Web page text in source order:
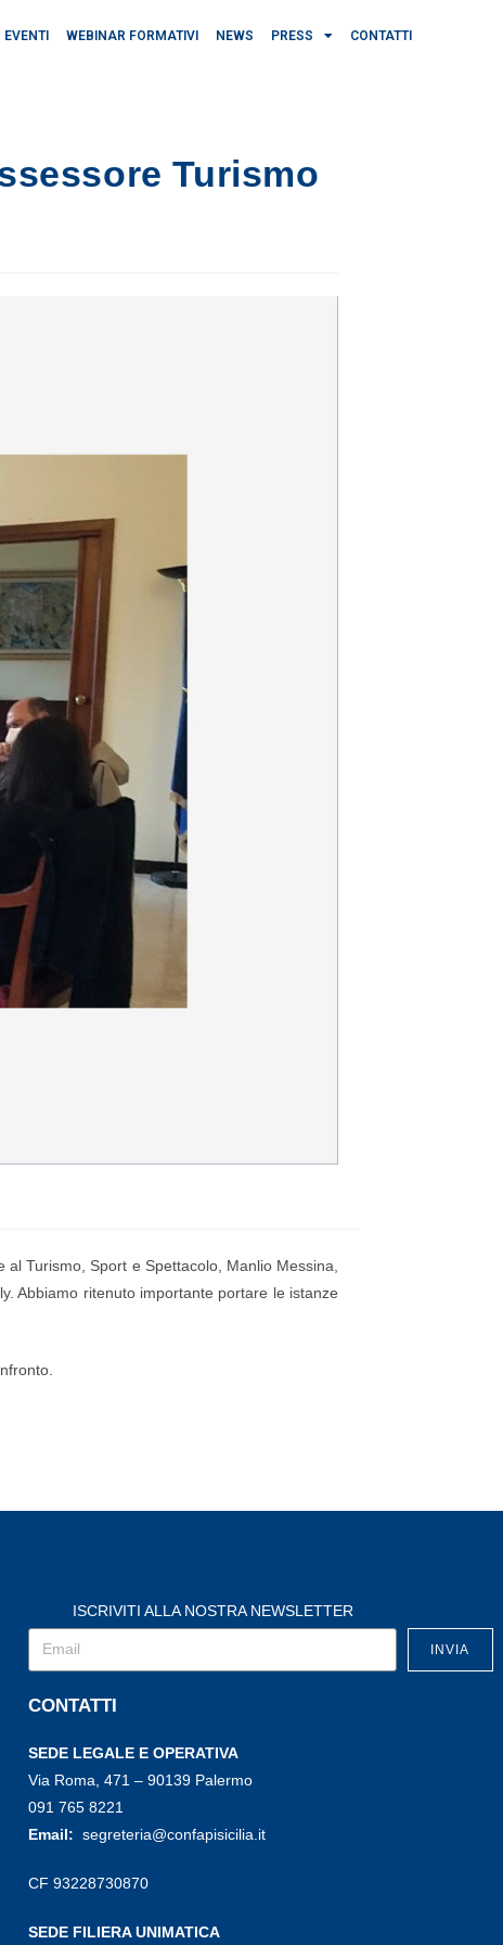
EVENTI WEBINAR FORMATIVI NEWS PRESS CONTATTI
Turismo
Turismo, Sport e Spettacolo, Manlio Messina,
Abbiamo ritenuto importante portare le istanze
ISCRIVITI ALLA NOSTRA NEWSLETTER
INVIA
CONTATTI
SEDE LEGALE E OPERATIVA
Via Roma, 471 – 90139 Palermo
091 765 8221
Email: segreteria@confapisicilia.it
CF 93228730870
SEDE FILIERA UNIMATICA